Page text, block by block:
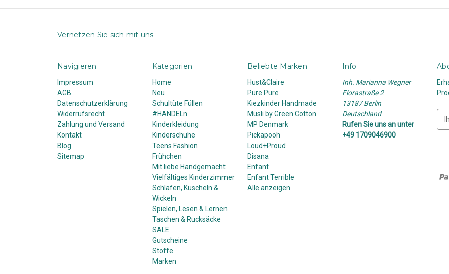
Vernetzen Sie sich mit uns
Navigieren
Impressum
AGB
Datenschutzerklärung
Widerrufsrecht
Zahlung und Versand
Kontakt
Blog
Sitemap
Kategorien
Home
Neu
Schultüte Füllen
#HANDELn
Kinderkleidung
Kinderschuhe
Teens Fashion
Frühchen
Mit liebe Handgemacht
Vielfältiges Kinderzimmer
Schlafen, Kuscheln &
Wickeln
Spielen, Lesen & Lernen
Taschen & Rucksäcke
SALE
Gutscheine
Stoffe
Marken
Beliebte Marken
Hust&Claire
Pure Pure
Kiezkinder Handmade
Müsli by Green Cotton
MP Denmark
Pickapooh
Loud+Proud
Disana
Enfant
Enfant Terrible
Alle anzeigen
Info
Inh. Marianna Wegner
Florastraße 2
13187 Berlin
Deutschland
Rufen Sie uns an unter
+49 1709046900